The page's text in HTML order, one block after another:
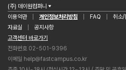
(주) 데이원컴퍼니
이용약관
개인정보처리방침 FAQ 취소/
자료실
공지사항
고객센터 바로가기
전화번호 02-501-9396
이메일 help@fastcampus.co.kr